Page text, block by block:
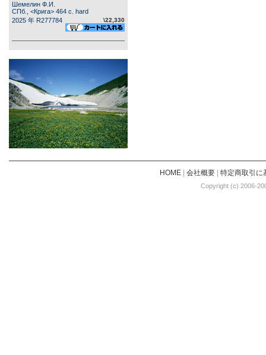
Шемелин Ф.И.
СПб., <Крига> 464 c. hard
2025 年 R277784
\22,330
HOME| 会社概要| 特定商取引に
Copyright (c) 2006-